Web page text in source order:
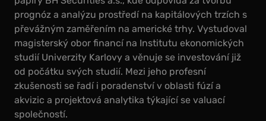
prognóz a analýzu prostředí na kapitálových trzích s
převážným zaměřením na americké trhy. Vystudoval
magisterský obor financí na Institutu ekonomických
studií Univerzity Karlovy a věnuje se investování již
od počátku svých studií. Mezi jeho profesní
zkušenosti se řadí i poradenství v oblasti fúzí a
akvizic a projektová analytika týkající se valuací
společností.